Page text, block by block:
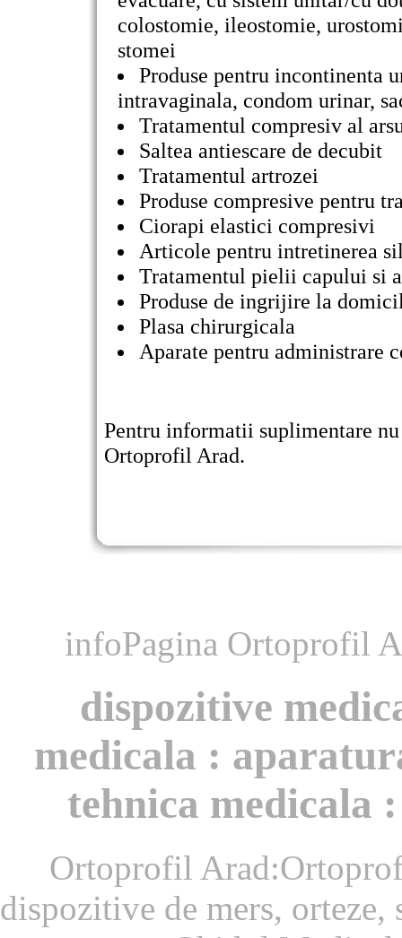
colostomie, ileostomie,
stomei
Produse pentru incontinenta
intravaginala, condom urinar,
Tratamentul compresiv al
Saltea antiescare de decubit
Tratamentul artrozei
Produse compresive pentru
Ciorapi elastici compresivi
Articole pentru intretinerea
Tratamentul pielii capului si
Produse de ingrijire la
Plasa chirurgicala
Aparate pentru administrare
Pentru informatii suplimentare
Ortoprofil Arad.
infoPagina Ortoprofil
dispozitive
medicala :
tehnica medicala
Ortoprofil
dispozitive de mers,